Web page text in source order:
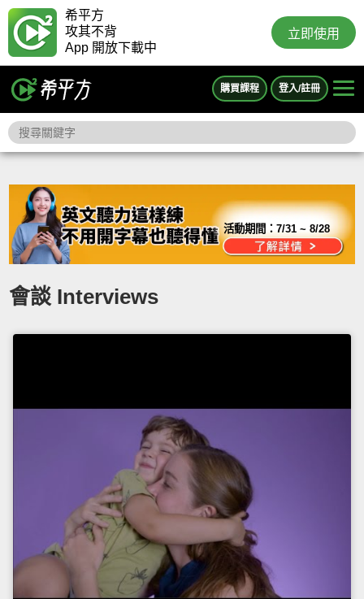
希平方
攻其不背
App 開放下載中
立即使用
購買課程 登入/註冊
活動期間：7/31 ~ 8/28
會談 Interviews